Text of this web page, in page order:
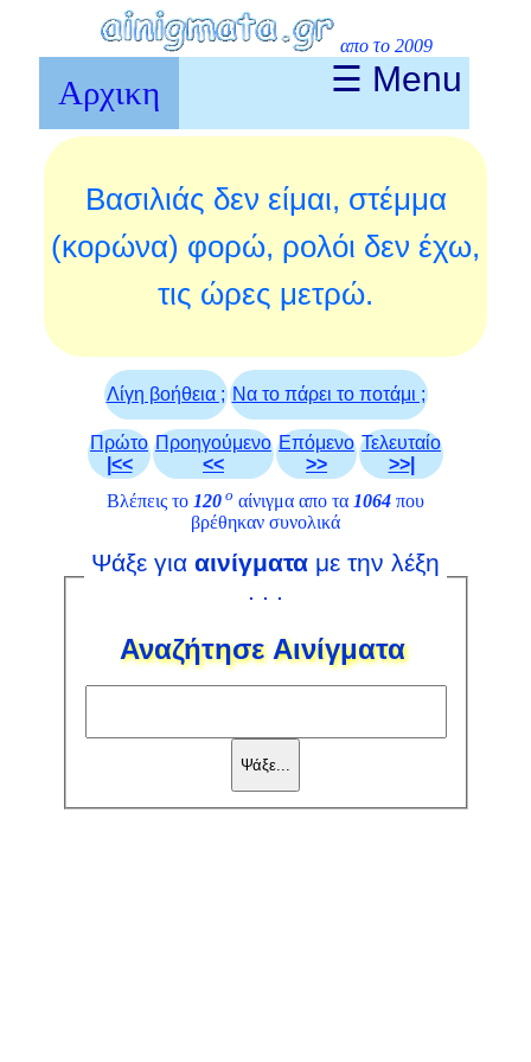
απο το 2009
Αρχικη ☰ Menu
Βασιλιάς δεν είμαι, στέμμα
(κορώνα) φορώ, ρολόι δεν έχω,
τις ώρες μετρώ.
Λίγη βοήθεια ; Να το πάρει το ποτάμι ;
Πρώτο
|<<
Προηγούμενο
<<
Επόμενο
>>
Τελευταίο
>>|
Βλέπεις το 120 ο αίνιγμα απο τα 1064 που
βρέθηκαν συνολικά
Ψάξε για αινίγματα με την λέξη
. . .
Αναζήτησε Αινίγματα